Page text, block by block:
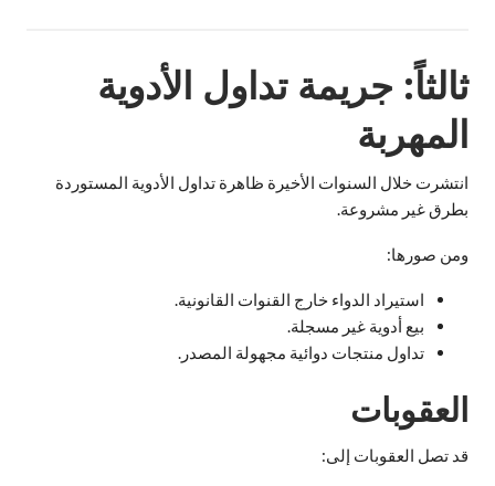
ثالثاً: جريمة تداول الأدوية
المهربة
انتشرت خلال السنوات الأخيرة ظاهرة تداول الأدوية المستوردة
بطرق غير مشروعة.
ومن صورها:
استيراد الدواء خارج القنوات القانونية.
بيع أدوية غير مسجلة.
تداول منتجات دوائية مجهولة المصدر.
العقوبات
قد تصل العقوبات إلى: